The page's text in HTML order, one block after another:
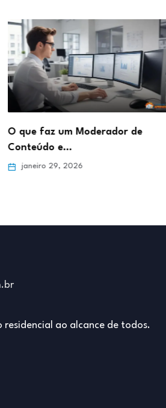
faz um Moderador de
e…
29, 2026
ao alcance de todos.